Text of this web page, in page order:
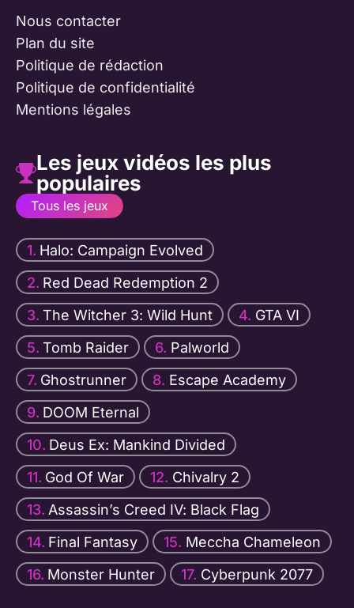
Nous contacter
Plan du site
Politique de rédaction
Politique de confidentialité
Mentions légales
Les jeux vidéos les plus
populaires
Tous les jeux
Halo: Campaign Evolved
Red Dead Redemption 2
The Witcher 3: Wild Hunt
GTA VI
Tomb Raider
Palworld
Ghostrunner
Escape Academy
DOOM Eternal
Deus Ex: Mankind Divided
God Of War
Chivalry 2
Assassin’s Creed IV: Black Flag
Final Fantasy
Meccha Chameleon
Monster Hunter
Cyberpunk 2077